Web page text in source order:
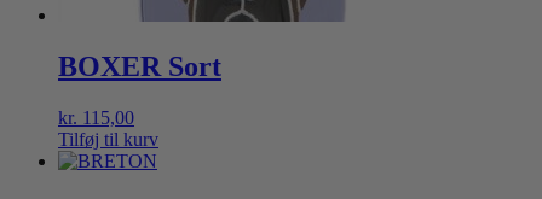
BOXER Sort
kr. 115,00
Tilføj til kurv